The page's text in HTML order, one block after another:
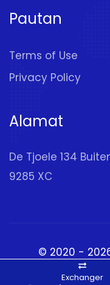
Pautan
Terms of Use
Privacy Policy
Alamat
De Tjoele 134
9285 XC
© 2020 -
Exchanger